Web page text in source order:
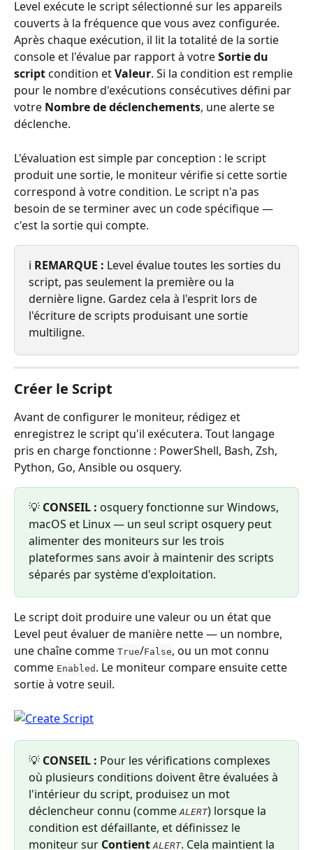
Level exécute le script sélectionné sur les appareils
couverts à la fréquence que vous avez configurée.
Après chaque exécution, il lit la totalité de la sortie
console et l'évalue par rapport à votre Sortie du
script condition et Valeur. Si la condition est remplie
pour le nombre d'exécutions consécutives défini par
votre Nombre de déclenchements, une alerte se
déclenche.
L'évaluation est simple par conception : le script
produit une sortie, le moniteur vérifie si cette sortie
correspond à votre condition. Le script n'a pas
besoin de se terminer avec un code spécifique —
c'est la sortie qui compte.
ℹ️ REMARQUE : Level évalue toutes les sorties du
script, pas seulement la première ou la
dernière ligne. Gardez cela à l'esprit lors de
l'écriture de scripts produisant une sortie
multiligne.
Créer le Script
Avant de configurer le moniteur, rédigez et
enregistrez le script qu'il exécutera. Tout langage
pris en charge fonctionne : PowerShell, Bash, Zsh,
Python, Go, Ansible ou osquery.
💡 CONSEIL : osquery fonctionne sur Windows,
macOS et Linux — un seul script osquery peut
alimenter des moniteurs sur les trois
plateformes sans avoir à maintenir des scripts
séparés par système d'exploitation.
Le script doit produire une valeur ou un état que
Level peut évaluer de manière nette — un nombre,
une chaîne comme True/False, ou un mot connu
comme Enabled . Le moniteur compare ensuite cette
sortie à votre seuil.
💡 CONSEIL : Pour les vérifications complexes
où plusieurs conditions doivent être évaluées à
l'intérieur du script, produisez un mot
déclencheur connu (comme ALERT) lorsque la
condition est défaillante, et définissez le
moniteur sur Contient ALERT. Cela maintient la